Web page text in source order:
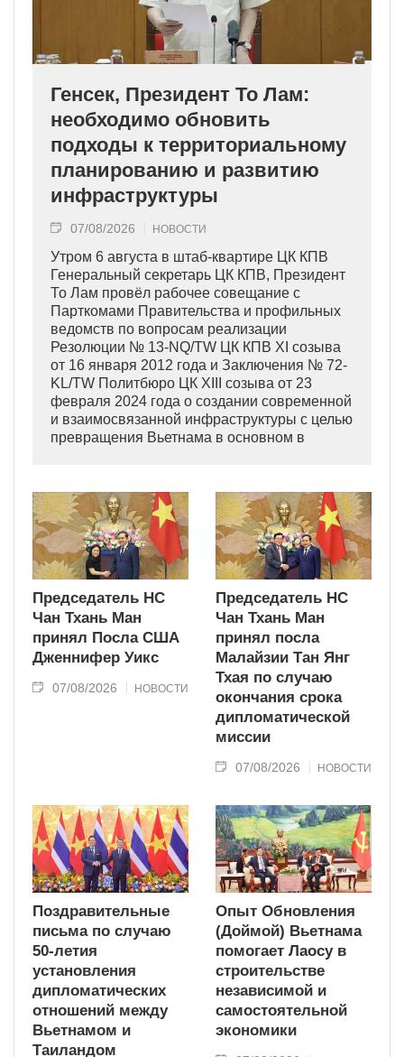
Генсек, Президент То Лам:
необходимо обновить
подходы к территориальному
планированию и развитию
инфраструктуры
07/08/2026 НОВОСТИ
Утром 6 августа в штаб-квартире ЦК КПВ
Генеральный секретарь ЦК КПВ, Президент
То Лам провёл рабочее совещание с
Парткомами Правительства и профильных
ведомств по вопросам реализации
Резолюции № 13-NQ/TW ЦК КПВ XI созыва
от 16 января 2012 года и Заключения № 72-
KL/TW Политбюро ЦК XIII созыва от 23
февраля 2024 года о создании современной
и взаимосвязанной инфраструктуры с целью
превращения Вьетнама в основном в
Председатель НС
Чан Тхань Ман
принял Посла США
Дженнифер Уикс
07/08/2026 НОВОСТИ
Председатель НС
Чан Тхань Ман
принял посла
Малайзии Тан Янг
Тхая по случаю
окончания срока
дипломатической
миссии
07/08/2026 НОВОСТИ
Поздравительные
письма по случаю
50-летия
установления
дипломатических
отношений между
Вьетнамом и
Таиландом
Опыт Обновления
(Доймой) Вьетнама
помогает Лаосу в
строительстве
независимой и
самостоятельной
экономики